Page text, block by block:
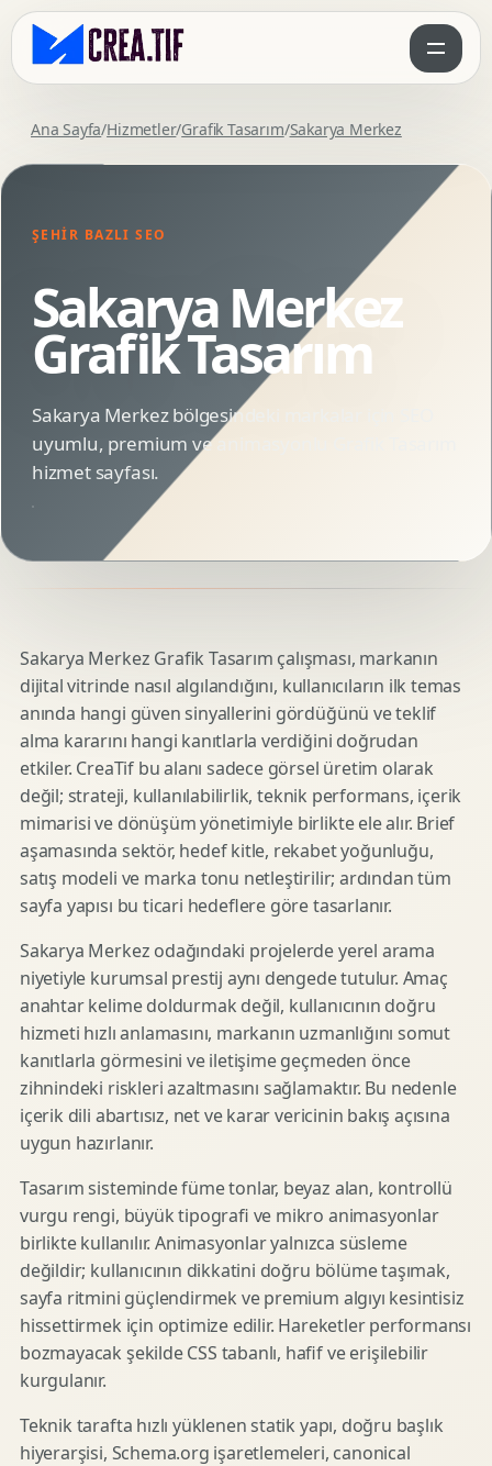
Ana Sayfa/Hizmetler/Grafik Tasarım/Sakarya Merkez
ŞEHIR BAZLI SEO
Sakarya Merkez
Grafik Tasarım
Sakarya Merkez bölgesindeki markalar için SEO
uyumlu, premium ve animasyonlu Grafik Tasarım
hizmet sayfası.
Sakarya Merkez Grafik Tasarım çalışması, markanın
dijital vitrinde nasıl algılandığını, kullanıcıların ilk temas
anında hangi güven sinyallerini gördüğünü ve teklif
alma kararını hangi kanıtlarla verdiğini doğrudan
etkiler. CreaTif bu alanı sadece görsel üretim olarak
değil; strateji, kullanılabilirlik, teknik performans, içerik
mimarisi ve dönüşüm yönetimiyle birlikte ele alır. Brief
aşamasında sektör, hedef kitle, rekabet yoğunluğu,
satış modeli ve marka tonu netleştirilir; ardından tüm
sayfa yapısı bu ticari hedeflere göre tasarlanır.
Sakarya Merkez odağındaki projelerde yerel arama
niyetiyle kurumsal prestij aynı dengede tutulur. Amaç
anahtar kelime doldurmak değil, kullanıcının doğru
hizmeti hızlı anlamasını, markanın uzmanlığını somut
kanıtlarla görmesini ve iletişime geçmeden önce
zihnindeki riskleri azaltmasını sağlamaktır. Bu nedenle
içerik dili abartısız, net ve karar vericinin bakış açısına
uygun hazırlanır.
Tasarım sisteminde füme tonlar, beyaz alan, kontrollü
vurgu rengi, büyük tipografi ve mikro animasyonlar
birlikte kullanılır. Animasyonlar yalnızca süsleme
değildir; kullanıcının dikkatini doğru bölüme taşımak,
sayfa ritmini güçlendirmek ve premium algıyı kesintisiz
hissettirmek için optimize edilir. Hareketler performansı
bozmayacak şekilde CSS tabanlı, hafif ve erişilebilir
kurgulanır.
Teknik tarafta hızlı yüklenen statik yapı, doğru başlık
hiyerarşisi, Schema.org işaretlemeleri, canonical